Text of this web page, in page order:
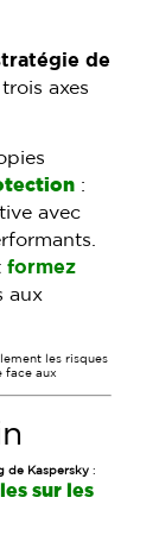
de
axes
:
avec
formez
aux
les risques
face aux
de Kaspersky:
sur les